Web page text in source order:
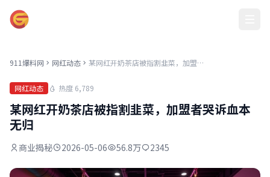
911爆料网 网红动态 某网红开奶茶店被指割韭菜，加盟者哭诉血本无归
网红动态 热度 6,789
某网红开奶茶店被指割韭菜，加盟者哭诉血本
无归
商业揭秘 2026-05-06 56.8万 2345